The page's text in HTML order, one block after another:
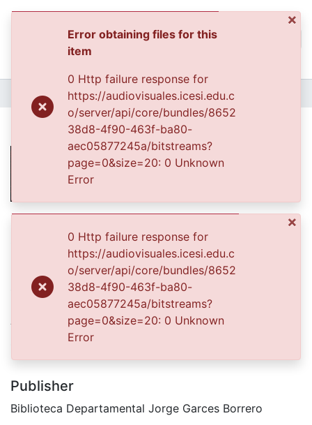
All of DSpace
Statistics
Home
Eusebio Velasco
Files
0700539.JPG (12.79 KB)
1995-01-01
Authors
Publisher
Biblioteca Departamental Jorge Garces Borrero
×
Error obtaining files for this
item
0 Http failure response for
https://audiovisuales.icesi.edu.c
o/server/api/core/bundles/8652
38d8-4f90-463f-ba80-
aec05877245a/bitstreams?
page=0&size=20: 0 Unknown
Error
×
0 Http failure response for
https://audiovisuales.icesi.edu.c
o/server/api/core/bundles/8652
38d8-4f90-463f-ba80-
aec05877245a/bitstreams?
page=0&size=20: 0 Unknown
Error